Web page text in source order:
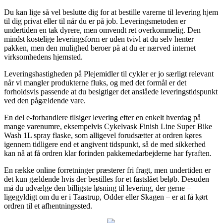
Du kan lige så vel beslutte dig for at bestille varerne til levering hjem
til dig privat eller til når du er på job. Leveringsmetoden er
undertiden en tak dyrere, men omvendt ret overkommelig. Den
mindst kostelige leveringsform er uden tvivl at du selv henter
pakken, men den mulighed beroer på at du er nærved internet
virksomhedens hjemsted.
Leveringshastigheden på Plejemidler til cykler er jo særligt relevant
når vi mangler produkterne fluks, og med det formål er det
forholdsvis passende at du besigtiger det anslåede leveringstidspunkt
ved den pågældende vare.
En del e-forhandlere tilsiger levering efter en enkelt hverdag på
mange varenumre, eksempelvis Cykelvask Finish Line Super Bike
Wash 1L spray flaske, som alligevel forudsætter at ordren køres
igennem tidligere end et angivent tidspunkt, så de med sikkerhed
kan nå at få ordren klar forinden pakkemedarbejderne har fyraften.
En række online forretninger præsterer fri fragt, men undertiden er
det kun gældende hvis der bestilles for et fastslået beløb. Desuden
må du udvælge den billigste løsning til levering, der gerne –
ligegyldigt om du er i Taastrup, Odder eller Skagen – er at få kørt
ordren til et afhentningssted.